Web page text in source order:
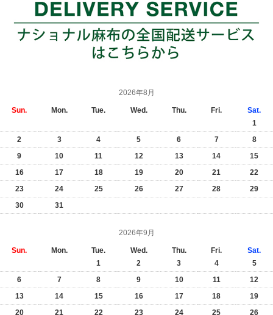
2026年8月
Sun. Mon. Tue. Wed. Thu. Fri.
Sat.
1
2
3 4 5 6 7
8
9
10 11 12 13 14
15
16
17 18 19 20 21
22
23
24 25 26 27 28
29
30
31
2026年9月
Sun. Mon. Tue. Wed. Thu. Fri.
Sat.
1
2 3 4
5
6
7 8 9 10 11
12
13
14 15 16 17 18
19
20
21 22 23 24 25 26